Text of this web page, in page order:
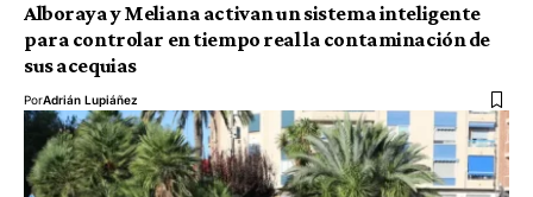
Alboraya y Meliana activan un sistema inteligente
para controlar en tiempo real la contaminación de
sus acequias
PorAdrián Lupiáñez